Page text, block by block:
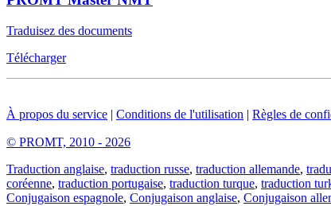
Traduisez des documents
Télécharger
À propos du service | Conditions de l'utilisation | Règles de
© PROMT, 2010 - 2026
Traduction anglaise, traduction russe, traduction allemande,
coréenne, traduction portugaise, traduction turque, traduction
Conjugaison espagnole, Conjugaison anglaise, Conjugaison